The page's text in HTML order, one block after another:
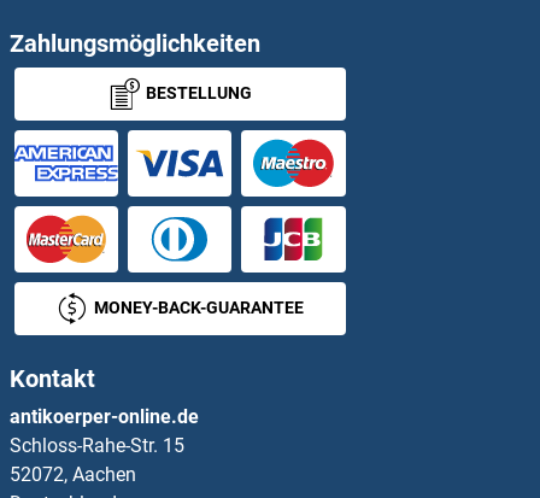
FRMPD4 Antikörper
FRS2 Antikörper
FRS3 Antikörper
FRY Antikörper
FRY-Like Antikörper
FRZB Antikörper
FSBP Antikörper
FSCB Antikörper
Zahlungsmöglichkeiten
BESTELLUNG
MONEY-BACK-GUARANTEE
Kontakt
antikoerper-online.de
Schloss-Rahe-Str. 15
52072, Aachen